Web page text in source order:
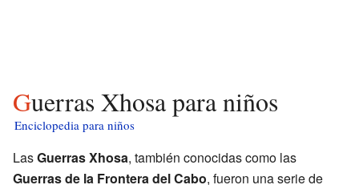
Guerras Xhosa para niños
Enciclopedia para niños
LasGuerras Xhosa, también conocidas como las
Guerras de la Frontera del Cabo, fueron una serie de